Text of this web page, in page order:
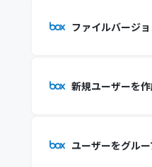
ファイルバージ
新規ユーザーを
ユーザーをグル